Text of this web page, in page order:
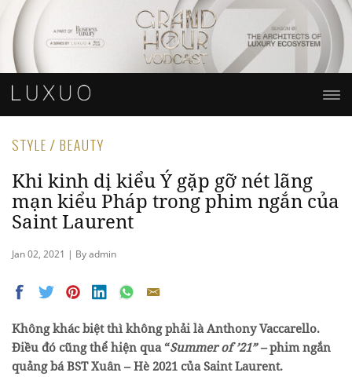
STYLE / BEAUTY
Khi kinh dị kiểu Ý gặp gỡ nét lãng
mạn kiểu Pháp trong phim ngắn của
Saint Laurent
Jan 02, 2021 | By admin
Không khác biệt thì không phải là Anthony Vaccarello.
Điều đó cũng thể hiện qua “Summer of ’21” –phim ngắn
quảng bá BST Xuân – Hè 2021 của Saint Laurent.